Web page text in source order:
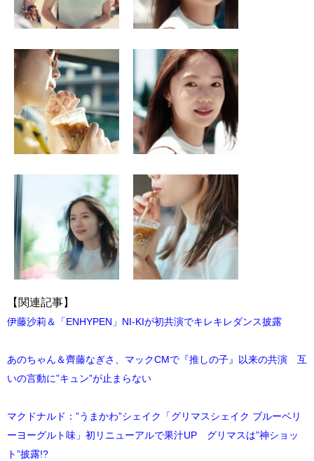
【関連記事】
伊藤沙莉＆「ENHYPEN」NI-KIが初共演でキレキレダンス披露
あのちゃん＆齊藤なぎさ、マックCMで『推しの子』以来の共演 互
いの言動に”キュン”が止まらない
マクドナルド：”うまかわ”シェイク「グリマスシェイク ブルーベリ
ーヨーグルト味」初リニューアルで果汁UP グリマスは”神ショッ
ト”披露!?